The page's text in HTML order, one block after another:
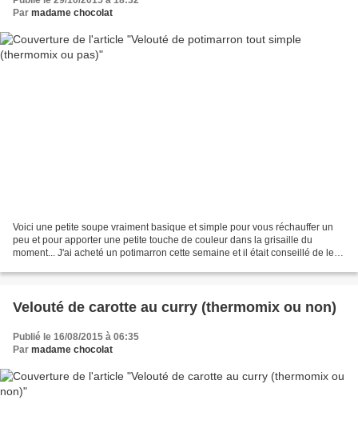
Par madame chocolat
Voici une petite soupe vraiment basique et simple pour vous réchauffer un
peu et pour apporter une petite touche de couleur dans la grisaille du
moment... J'ai acheté un potimarron cette semaine et il était conseillé de le
Velouté de carotte au curry (thermomix ou non)
Publié le 16/08/2015 à 06:35
Par madame chocolat